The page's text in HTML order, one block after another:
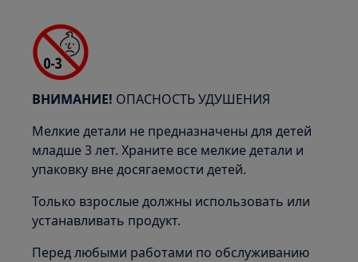
ВНИМАНИЕ! ОПАСНОСТЬ УДУШЕНИЯ
Мелкие детали не предназначены для детей
младше 3 лет. Храните все мелкие детали и
упаковку вне досягаемости детей.
Только взрослые должны использовать или
устанавливать продукт.
Перед любыми работами по обслуживанию